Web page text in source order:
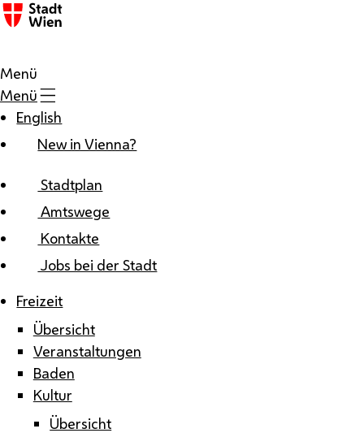
Zum Inhalt
Menü
Menü
English
New in Vienna?
Stadtplan
Amtswege
Kontakte
Jobs bei der Stadt
Freizeit
Übersicht
Veranstaltungen
Baden
Kultur
Übersicht